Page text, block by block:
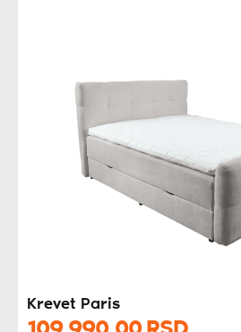
Krevet Paris